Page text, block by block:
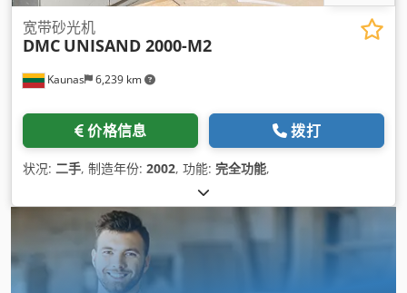
Kaunas 6,239 km
宽带砂光机
DMC UNISAND 2000-M2
价格信息 拨打
状况: 二手, 制造年份: 2002, 功能: 完全功能,